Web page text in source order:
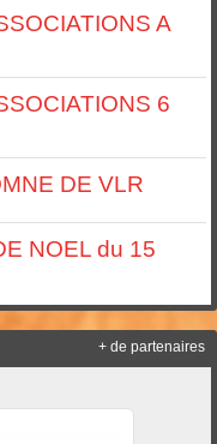
A
6
DE VLR
NOEL du 15
+ de partenaires